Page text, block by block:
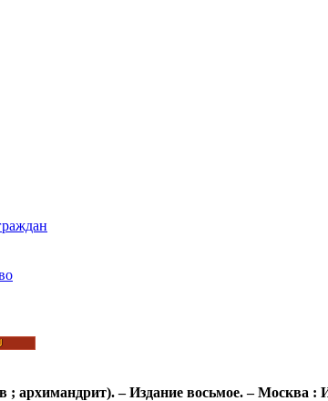
– Издание восьмое. – Москва :